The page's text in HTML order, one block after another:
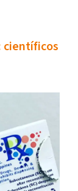
científicos